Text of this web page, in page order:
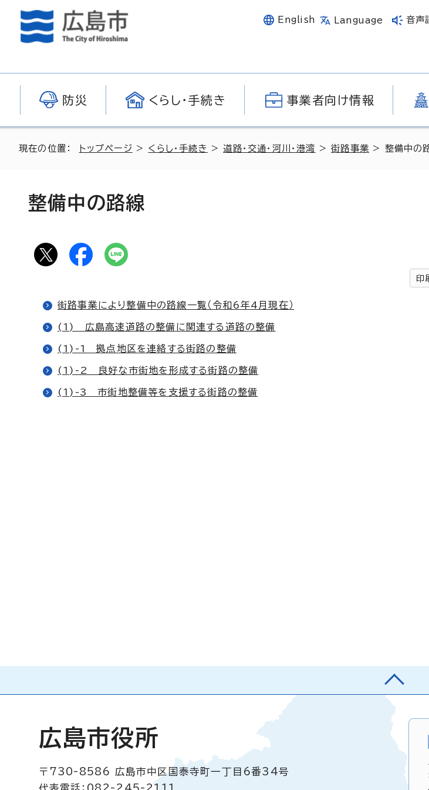
English Language 音声
防災 くらし・手続き 事業者向け情報
現在の位置： トップページ > くらし・手続き >道路・交通・河川・港湾 >街路事業 > 整備中の
整備中の路線
印
街路事業により整備中の路線一覧（令和6年4月現在）
(1) 広島高速道路の整備に関連する道路の整備
(1)-1 拠点地区を連絡する街路の整備
(1)-2 良好な市街地を形成する街路の整備
(1)-3 市街地整備等を支援する街路の整備
広島市役所
〒730-8586
広島市中区国泰寺町一丁目6番34号
代表電話：082-245-2111